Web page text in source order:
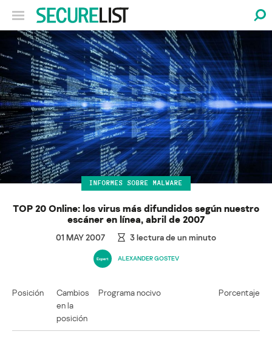
INFORMES SOBRE MALWARE
TOP 20 Online: los virus más difundidos según nuestro
escáner en línea, abril de 2007
01 MAY 2007 3lectura de un minuto
ALEXANDER GOSTEV
Posición
Cambios
en la
posición
Programa nocivo Porcentaje